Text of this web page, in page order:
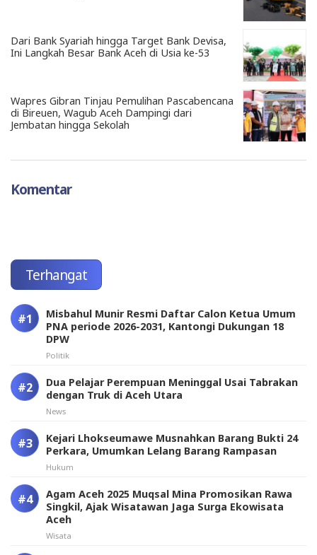
Dari Bank Syariah hingga Target Bank Devisa,
Ini Langkah Besar Bank Aceh di Usia ke-53
Wapres Gibran Tinjau Pemulihan Pascabencana
di Bireuen, Wagub Aceh Dampingi dari
Jembatan hingga Sekolah
Komentar
Terhangat
Misbahul Munir Resmi Daftar Calon Ketua Umum
PNA periode 2026-2031, Kantongi Dukungan 18
DPW
Politik
Dua Pelajar Perempuan Meninggal Usai Tabrakan
dengan Truk di Aceh Utara
News
Kejari Lhokseumawe Musnahkan Barang Bukti 24
Perkara, Umumkan Lelang Barang Rampasan
Hukum
Agam Aceh 2025 Muqsal Mina Promosikan Rawa
Singkil, Ajak Wisatawan Jaga Surga Ekowisata
Aceh
Wisata